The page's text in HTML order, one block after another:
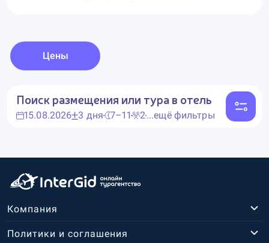
Цены
Поиск размещения или тура в отель
15.08.2026 3 дня 7–11 2...ещё фильтры
Компания
Политики и соглашения